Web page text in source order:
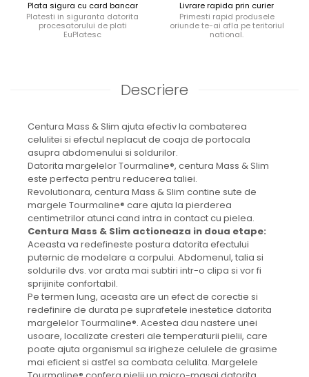
Plata sigura cu card bancar
Platesti in siguranta datorita
procesatorului de plati
EuPlatesc
Livrare rapida prin curier
Primesti rapid produsele
oriunde te-ai afla pe teritoriul
national.
Descriere
Centura Mass & Slim ajuta efectiv la combaterea
celulitei si efectul neplacut de coaja de portocala
asupra abdomenului si soldurilor.
Datorita margelelor Tourmaline®, centura Mass & Slim
este perfecta pentru reducerea taliei.
Revolutionara, centura Mass & Slim contine sute de
margele Tourmaline® care ajuta la pierderea
centimetrilor atunci cand intra in contact cu pielea.
Centura Mass & Slim actioneaza in doua etape:
Aceasta va redefineste postura datorita efectului
puternic de modelare a corpului. Abdomenul, talia si
soldurile dvs. vor arata mai subtiri intr-o clipa si vor fi
sprijinite confortabil.
Pe termen lung, aceasta are un efect de corectie si
redefinire de durata pe suprafetele inestetice datorita
margelelor Tourmaline®. Acestea dau nastere unei
usoare, localizate cresteri ale temperaturii pielii, care
poate ajuta organismul sa irigheze celulele de grasime
mai eficient si astfel sa combata celulita. Margelele